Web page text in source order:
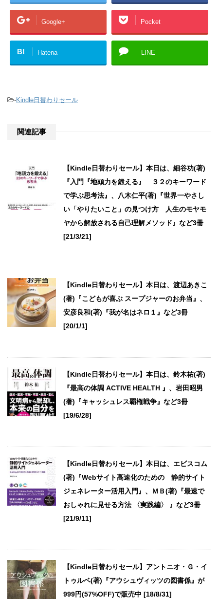
Google+ Pocket
B! Hatena LINE
-Kindle日替わりセール
関連記事
【Kindle日替わりセール】本日は、細谷功(著)
『入門『地頭力を鍛える』 ３２のキーワード
で学ぶ思考法』、八木仁平(著)『世界一やさし
い「やりたいこと」の見つけ方 人生のモヤモ
ヤから解放される自己理解メソッド』など3冊
[21/3/21]
【Kindle日替わりセール】本日は、渡辺あきこ
(著)『こどもが喜ぶ スープジャーのお弁当』、
安彦良和(著)『我が名はネロ１』など3冊
[20/1/1]
【Kindle日替わりセール】本日は、鈴木祐(著)
『最高の体調 ACTIVE HEALTH 』、岩田昭男
(著)『キャッシュレス覇権戦争』など3冊
[19/6/28]
【Kindle日替わりセール】本日は、エビスコム
(著)『Webサイト高速化のための 静的サイト
ジェネレーター活用入門』、ＭＢ(著)『最速で
おしゃれに見せる方法 〈実践編〉 』など3冊
[21/9/11]
【Kindle日替わりセール】アントニオ・Ｇ・イ
トゥルベ(著)『アウシュヴィッツの図書係』が
999円(57%OFF)で販売中 [18/8/31]